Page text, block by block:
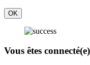
OK
Vous êtes